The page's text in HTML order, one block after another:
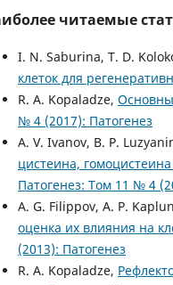
читаемые
I. N. Saburina, T. D.
клеток для
R. A. Kopaladze,
№ 4 (2017): Патогенез
A. V. Ivanov, B. P.
цистеина,
Патогенез: Том 11 № 4
A. G. Filippov, A. P.
оценка их влияния на
(2013): Патогенез
R. A. Kopaladze,